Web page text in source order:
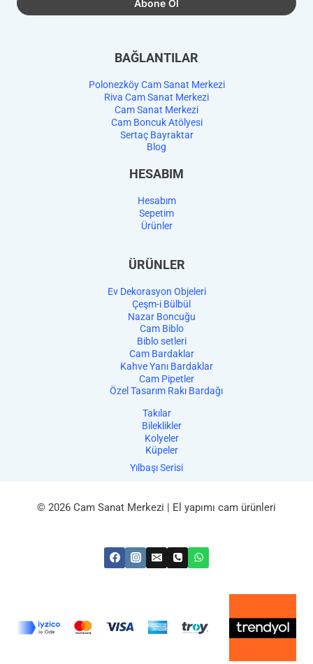
BAĞLANTILAR
Polonezköy Cam Sanat Merkezi
Riva Cam Sanat Merkezi
Cam Sanat Merkezi
Cam Boncuk Atölyesi
Sertaç Bayraktar
Blog
HESABIM
Hesabım
Sepetim
Ürünler
ÜRÜNLER
Ev Dekorasyon Objeleri
Çeşm-i Bülbül
Nazar Boncuğu
Cam Biblo
Biblo setleri
Cam Bardaklar
Kahve Yanı Bardaklar
Cam Pipetler
Özel Tasarım Rakı Bardağı
Takılar
Bileklikler
Kolyeler
Küpeler
Yılbaşı Serisi
© 2026 Cam Sanat Merkezi | El yapımı cam ürünleri